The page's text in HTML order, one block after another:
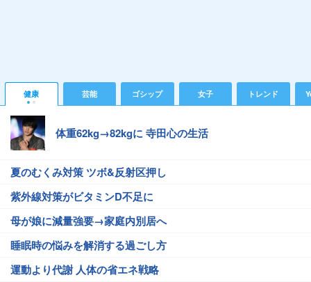
健康 芸能 ゴシップ 女子 トレンド
体重62kg→82kgに 寺田心の生活
夏のむくみ対策 ツボ&反射区押し
紫外線対策がビタミンD不足に
母が娘に減量強要→家庭内別居へ
睡眠時の悩みを解消する過ごし方
運動より代謝 人体の省エネ戦略